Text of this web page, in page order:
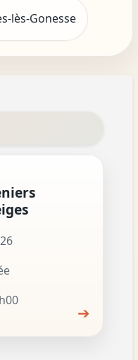
lès-Gonesse
➔